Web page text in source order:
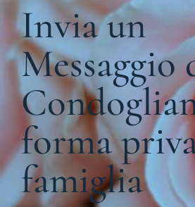
Invia un
Messaggio
forma
famiglia